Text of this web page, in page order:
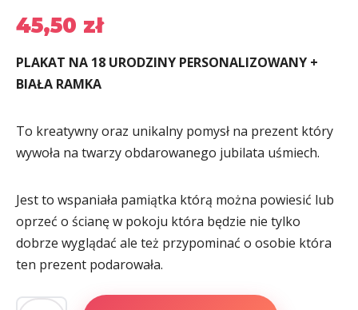
45,50 zł
PLAKAT NA 18 URODZINY PERSONALIZOWANY +
BIAŁA RAMKA
To kreatywny oraz unikalny pomysł na prezent który
wywoła na twarzy obdarowanego jubilata uśmiech.
Jest to wspaniała pamiątka którą można powiesić lub
oprzeć o ścianę w pokoju która będzie nie tylko
dobrze wyglądać ale też przypominać o osobie która
ten prezent podarowała.